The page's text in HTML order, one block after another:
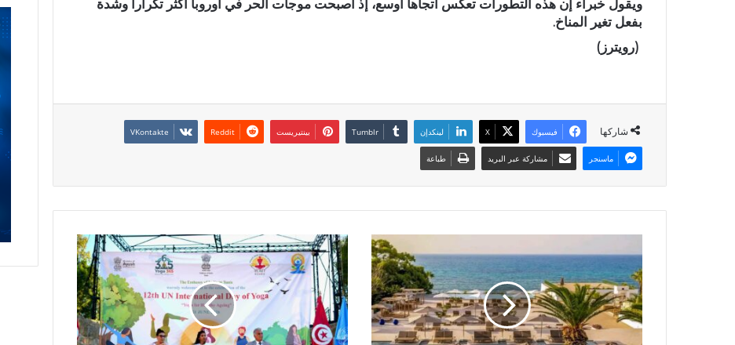
ويقول خبراء إن هذه التطورات تعكس اتجاها أوسع، إذ أصبحت موجات الحر في أوروبا أكثر تكرارا وشدة
بفعل تغير المناخ.
(رويترز)
شاركها فيسبوك X لينكدإن بينتيريست
ماسنجر مشاركة عبر البريد طباعة